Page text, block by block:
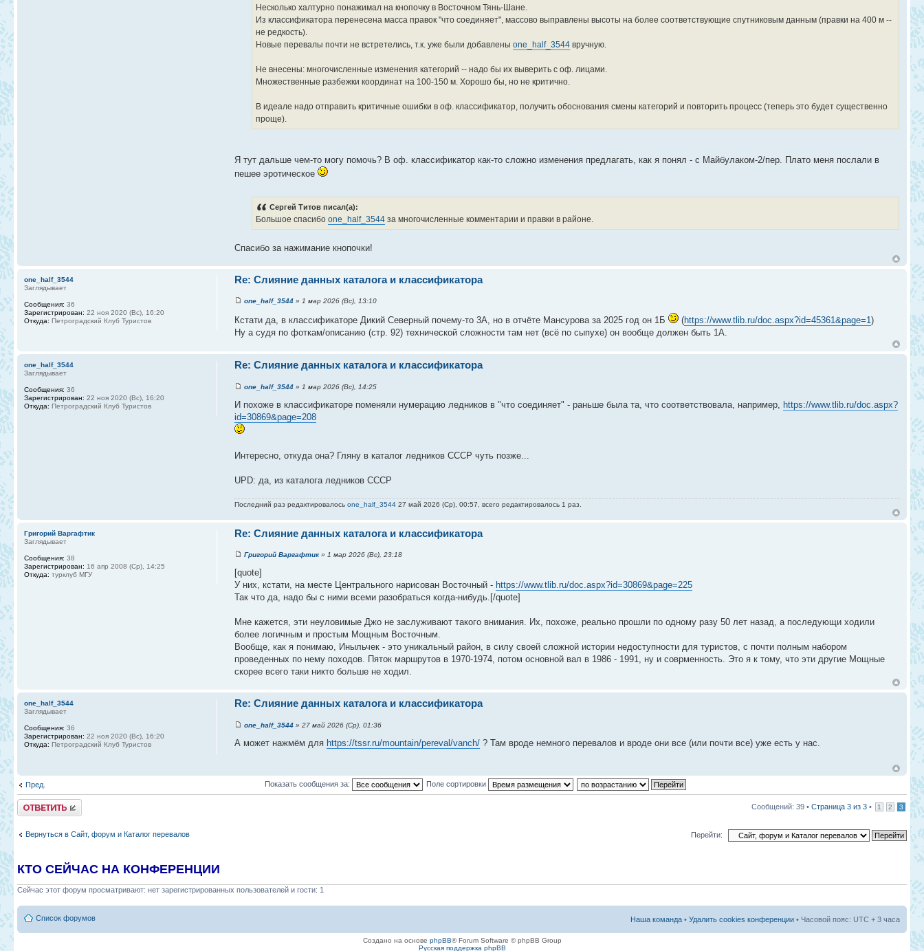
Несколько халтурно понажимал на кнопочку в Восточном Тянь-Шане.
Из классификатора перенесена масса правок "что соединяет", массово выправлены высоты на более соответствующие спутниковым данным (правки на 400 м --
не редкость).
Новые перевалы почти не встретелись, т.к. уже были добавлены one_half_3544вручную.
Не внесены: многочисленные изменения категорий -- надо бы их выверить с оф. лицами.
Множественные разбежки координат на 100-150 м. Хорошо бы, но не критично.
В идеале надо отправить критичные ошибки в оф. классификатор, получить обоснования смены категорий и повторить процесс (теперь это будет существенно
проще).
Я тут дальше чем-то могу помочь? В оф. классификатор как-то сложно изменения предлагать, как я понял - с Майбулаком-2/пер. Плато меня послали в
пешее эротическое
Сергей Титов писал(а):
Большое спасибо one_half_3544за многочисленные комментарии и правки в районе.
Спасибо за нажимание кнопочки!
Re: Слияние данных каталога и классификатора
one_half_3544» 1 мар 2026 (Вс), 13:10
Кстати да, в классификаторе Дикий Северный почему-то 3А, но в отчёте Мансурова за 2025 год он 1Б (https://www.tlib.ru/doc.aspx?id=45361&page=1)
Ну а судя по фоткам/описанию (стр. 92) технической сложности там нет (всё по сыпухе) он вообще должен быть 1А.
one_half_3544
Заглядывает
Сообщения: 36
Зарегистрирован: 22 ноя 2020 (Вс), 16:20
Откуда: Петроградский Клуб Туристов
Re: Слияние данных каталога и классификатора
one_half_3544» 1 мар 2026 (Вс), 14:25
И похоже в классификаторе поменяли нумерацию ледников в "что соединяет" - раньше была та, что соответствовала, например,
https://www.tlib.ru/doc.aspx?
id=30869&page=208
Интересно, откуда она? Гляну в каталог ледников СССР чуть позже...
UPD: да, из каталога ледников СССР
Последний раз редактировалось one_half_354427 май 2026 (Ср), 00:57, всего редактировалось 1 раз.
one_half_3544
Заглядывает
Сообщения: 36
Зарегистрирован: 22 ноя 2020 (Вс), 16:20
Откуда: Петроградский Клуб Туристов
Re: Слияние данных каталога и классификатора
Григорий Варгафтик» 1 мар 2026 (Вс), 23:18
[quote]
У них, кстати, на месте Центрального нарисован Восточный - https://www.tlib.ru/doc.aspx?id=30869&page=225
Так что да, надо бы с ними всеми разобраться когда-нибудь.[/quote]
Мне кажется, эти неуловимые Джо не заслуживают такого внимания. Их, похоже, реально прошли по одному разу 50 лет назад, а последующи ходили
более логичным и простым Мощным Восточным.
Вообще, как я понимаю, Иныльчек - это уникальный район, в силу своей сложной истории недоступности для туристов, с почти полным набором
проведенных по нему походов. Пяток маршрутов в 1970-1974, потом основной вал в 1986 - 1991, ну и соврменность. Это я к тому, что эти другие Мощные
скорее всего таки никто больше не ходил.
Григорий Варгафтик
Заглядывает
Сообщения: 38
Зарегистрирован: 16 апр 2008 (Ср), 14:25
Откуда: турклуб МГУ
Re: Слияние данных каталога и классификатора
one_half_3544» 27 май 2026 (Ср), 01:36
А может нажмём для https://tssr.ru/mountain/pereval/vanch/? Там вроде немного перевалов и вроде они все (или почти все) уже есть у нас.
one_half_3544
Заглядывает
Сообщения: 36
Зарегистрирован: 22 ноя 2020 (Вс), 16:20
Откуда: Петроградский Клуб Туристов
Пред. Показать сообщения за: Поле сортировки
Ответить Сообщений: 39 • Страница 3 из 3 • 1 2 3
Вернуться в Сайт, форум и Каталог перевалов Перейти:
КТО СЕЙЧАС НА КОНФЕРЕНЦИИ
Сейчас этот форум просматривают: нет зарегистрированных пользователей и гости: 1
Список форумов Наша команда • Удалить cookies конференции • Часовой пояс: UTC + 3 часа
Создано на основе phpBB® Forum Software © phpBB Group
Русская поддержка phpBB